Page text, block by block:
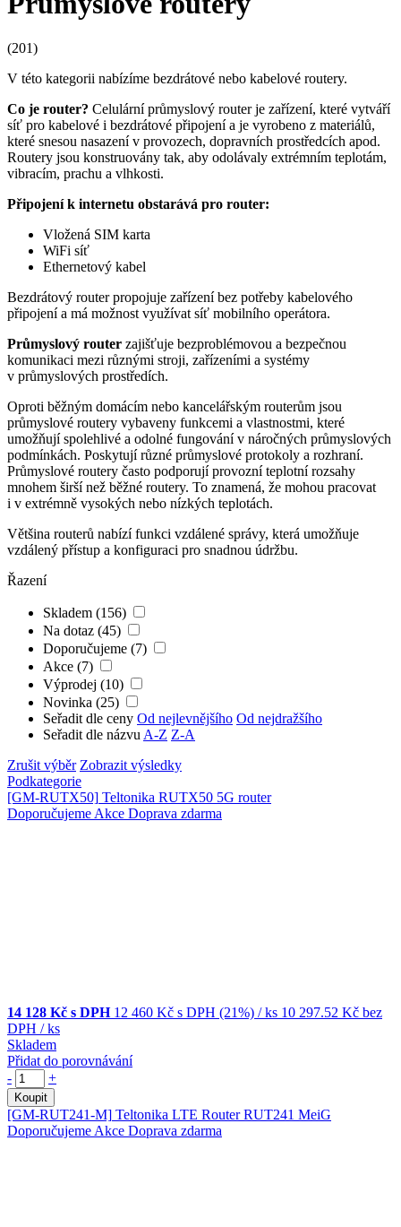
(201)
V této kategorii nabízíme bezdrátové nebo kabelové routery.
Co je router? Celulární průmyslový routerje zařízení, které vytváří
síť pro kabelové i bezdrátové připojení a je vyrobeno z materiálů,
které snesou nasazení v provozech, dopravních prostředcích apod.
Routery jsou konstruovány tak, aby odolávaly extrémním teplotám,
vibracím, prachu a vlhkosti.
Připojení k internetu obstarává pro router:
Vložená SIM karta
WiFi síť
Ethernetový kabel
Bezdrátový routerpropojuje zařízení bez potřeby kabelového
připojení a má možnost využívat síť mobilního operátora.
Průmyslový router zajišťuje bezproblémovou a bezpečnou
komunikaci mezi různými stroji, zařízeními a systémy
v průmyslových prostředích.
Oproti běžným domácím nebo kancelářským routerům jsou
průmyslové routery vybaveny funkcemi a vlastnostmi, které
umožňují spolehlivé a odolné fungování v náročných průmyslových
podmínkách. Poskytují různé průmyslové protokoly a rozhraní.
Průmyslové routery často podporují provozní teplotní rozsahy
mnohem širší než běžné routery. To znamená, že mohou pracovat
i v extrémně vysokých nebo nízkých teplotách.
Většina routerů nabízí funkci vzdálené správy, která umožňuje
vzdálený přístup a konfiguraci pro snadnou údržbu.
Řazení
Skladem (156)
Na dotaz (45)
Doporučujeme (7)
Akce (7)
Výprodej (10)
Novinka (25)
Seřadit dle ceny Od nejlevnějšího Od nejdražšího
Seřadit dle názvu A-Z Z-A
Zrušit výběr Zobrazit výsledky
Podkategorie
[GM-RUTX50] Teltonika RUTX50 5G router
Doporučujeme Akce Doprava zdarma
14 128 Kč s DPH 12 460 Kč s DPH (21%) / ks 10 297.52 Kč bez
DPH / ks
Skladem
Přidat do porovnávání
-
+
Koupit
[GM-RUT241-M] Teltonika LTE Router RUT241 MeiG
Doporučujeme Akce Doprava zdarma